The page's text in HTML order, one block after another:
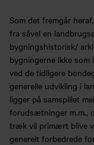
Som det fremgår
fra såvel en
bygningshistorisk/
bygningerne ikke
ved de tidligere
generelle udvikling i
ligger på samspillet
forudsætninger m.m.,
træk vil primært blive
generelt forbedrede